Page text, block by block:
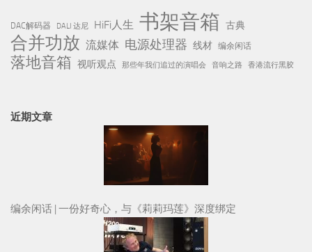
DAC解码器 DALI 达尼 HiFi人生 书架音箱 古典
合并功放 流媒体 电源处理器 线材 编余闲话
落地音箱 视听观点 那些年我们追过的演唱会 音响之路 香港流行黑胶
近期文章
编余闲话 | 一份好奇心，与《莉莉玛莲》深度绑定